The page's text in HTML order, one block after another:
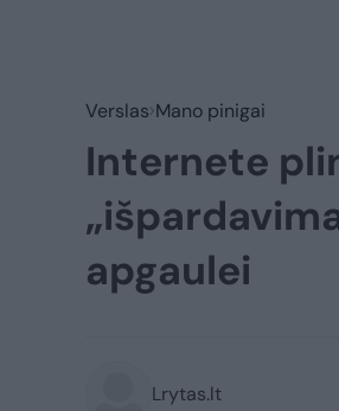
Verslas Mano pinigai
Internete
apgaulei
Lrytas.lt